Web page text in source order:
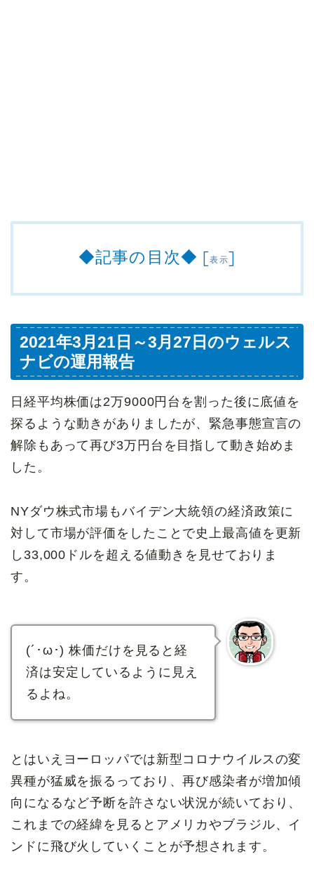
◆記事の目次◆ [表示]
2021年3月21日～3月27日のウェルス
ナビの運用報告
日経平均株価は2万9000円台を割った後に底値を
探るような動きがありましたが、緊急事態宣言の
解除もあって再び3万円台を目指して動き始めま
した。
NYダウ株式市場もバイデン大統領の経済政策に
対して市場が評価をしたことで史上最高値を更新
し33,000ドルを超える値動きを見せておりま
す。
(´･ω･) 株価だけを見ると経
済は安定しているように見え
るよね。
とはいえヨーロッパでは新型コロナウイルスの変
異種が猛威を振るっており、再び感染者が増加傾
向になるなど予断を許さない状況が続いており、
これまでの経緯を見るとアメリカやブラジル、イ
ンドに飛び火していくことが予想されます。